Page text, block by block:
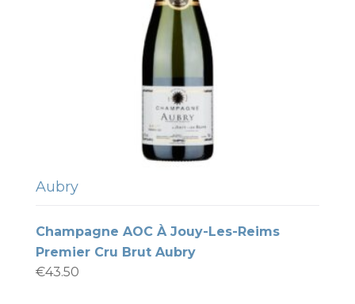
Aubry
Champagne AOC À Jouy-Les-Reims
Premier Cru Brut Aubry
€43.50